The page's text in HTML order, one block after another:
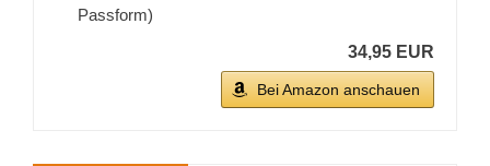
Passform)
34,95 EUR
Bei Amazon anschauen